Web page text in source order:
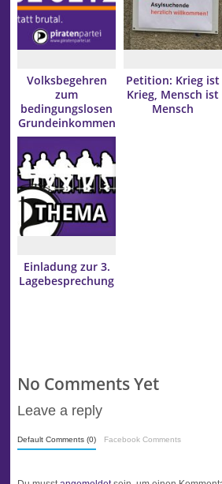
Volksbegehren
zum
bedingungslosen
Grundeinkommen
vom 2. bis 9. Mai
unterzeichnen
Petition: Krieg ist
Krieg, Mensch ist
Mensch
Einladung zur 3.
Lagebesprechung
No Comments Yet
Leave a reply
Default Comments (0) Facebook Comments